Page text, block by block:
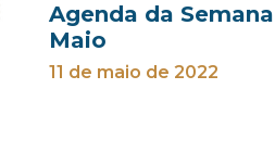
Agenda da
Maio
11 de maio de 2022